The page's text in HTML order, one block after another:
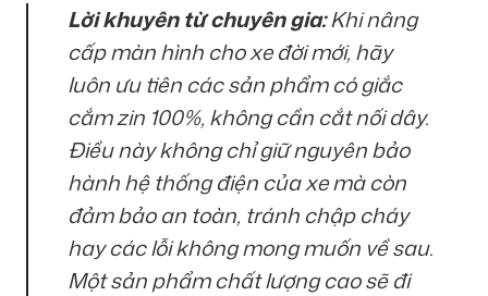
Lời khuyên từ chuyên gia:Khi nâng
cấp màn hình cho xe đời mới, hãy
luôn ưu tiên các sản phẩm có giắc
cắm zin 100%, không cần cắt nối dây.
Điều này không chỉ giữ nguyên bảo
hành hệ thống điện của xe mà còn
đảm bảo an toàn, tránh chập cháy
hay các lỗi không mong muốn về sau.
Một sản phẩm chất lượng cao sẽ đi